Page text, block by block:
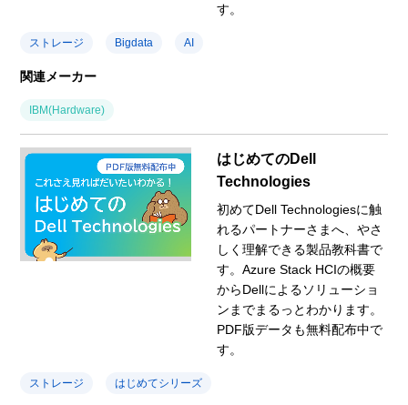
す。
ストレージ Bigdata AI
関連メーカー
IBM(Hardware)
はじめてのDell
Technologies
初めてDell Technologiesに触
れるパートナーさまへ、やさ
しく理解できる製品教科書で
す。Azure Stack HCIの概要
からDellによるソリューショ
ンまでまるっとわかります。
PDF版データも無料配布中で
す。
ストレージ はじめてシリーズ